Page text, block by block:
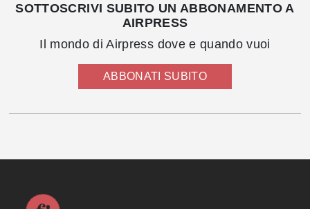
SOTTOSCRIVI SUBITO UN ABBONAMENTO A
AIRPRESS
Il mondo di Airpress dove e quando vuoi
ABBONATI SUBITO